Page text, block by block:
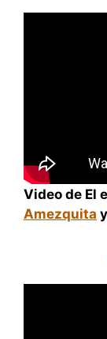
Video de El
Amezquita y